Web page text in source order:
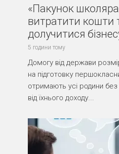
«Пакунок
витратити кошти
долучитися
5 години тому
Домогу від держави
на підготовку
отримають усі родини
від їхнього доходу...